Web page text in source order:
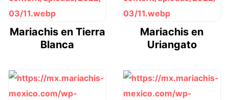
Mariachis en Tierra
Blanca
Mariachis en
Uriangato